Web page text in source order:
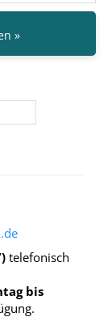
»
telefonisch
bis